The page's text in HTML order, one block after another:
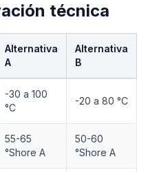
técnica
Alternativa
A
Alternativa
B
-30 a 100
°C
-20 a 80 °C
55-65
°Shore A
50-60
°Shore A